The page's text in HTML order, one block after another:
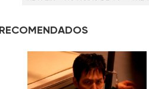
RECOMENDADOS